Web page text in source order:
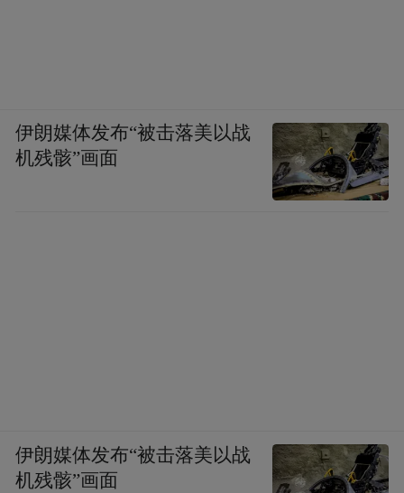
伊朗媒体发布“被击落美以战
机残骸”画面
伊朗媒体发布“被击落美以战
机残骸”画面